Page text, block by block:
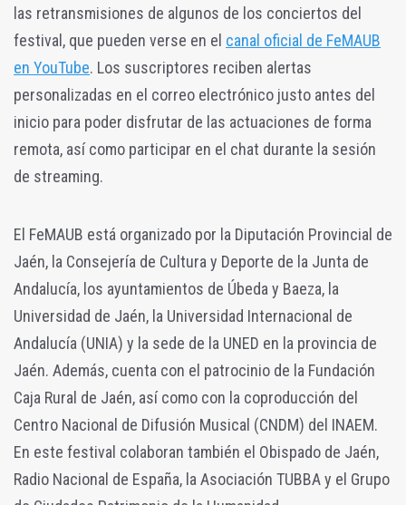
las retransmisiones de algunos de los conciertos del
festival, que pueden verse en el canal oficial de FeMAUB
en YouTube. Los suscriptores reciben alertas
personalizadas en el correo electrónico justo antes del
inicio para poder disfrutar de las actuaciones de forma
remota, así como participar en el chat durante la sesión
de streaming.
El FeMAUB está organizado por la Diputación Provincial de
Jaén, la Consejería de Cultura y Deporte de la Junta de
Andalucía, los ayuntamientos de Úbeda y Baeza, la
Universidad de Jaén, la Universidad Internacional de
Andalucía (UNIA) y la sede de la UNED en la provincia de
Jaén. Además, cuenta con el patrocinio de la Fundación
Caja Rural de Jaén, así como con la coproducción del
Centro Nacional de Difusión Musical (CNDM) del INAEM.
En este festival colaboran también el Obispado de Jaén,
Radio Nacional de España, la Asociación TUBBA y el Grupo